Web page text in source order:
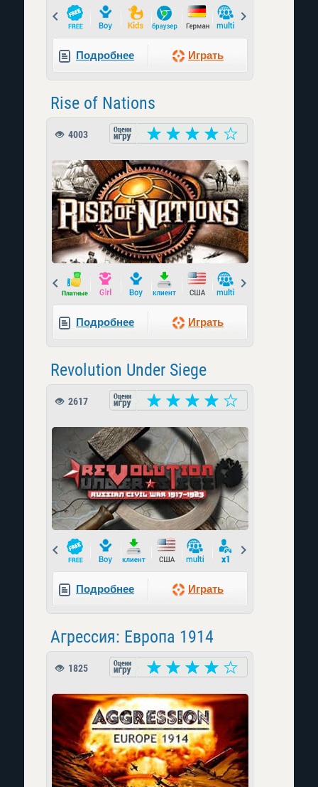
Prev
Подробнее Играть
Rise of Nations
4003
Prev
Подробнее Играть
Revolution Under Siege
2617
Prev
Подробнее Играть
Агрессия: Европа 1914
1825